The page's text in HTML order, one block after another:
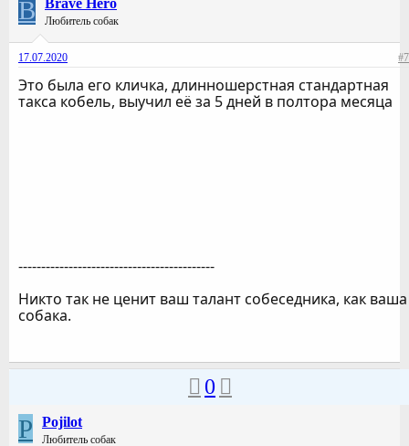
B Brave Hero
Любитель собак
17.07.2020 #7
Это была его кличка, длинношерстная стандартная
такса кобель, выучил её за 5 дней в полтора месяца
-------------------------------------------
Никто так не ценит ваш талант собеседника, как ваша
собака.
0
P Pojilot
Любитель собак